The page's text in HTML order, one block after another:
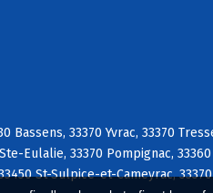
33370 Yvrac, 33370
Eulalie, 33370 Pompignac,
St-Sulpice-et-Cameyrac,